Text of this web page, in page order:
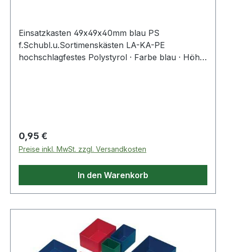
Einsatzkasten 49x49x40mm blau PS
f.Schubl.u.Sortimenskästen LA-KA-PE
hochschlagfestes Polystyrol · Farbe blau · Höhe
Regulärer Preis:
0,95 €
Preise inkl. MwSt. zzgl. Versandkosten
In den Warenkorb